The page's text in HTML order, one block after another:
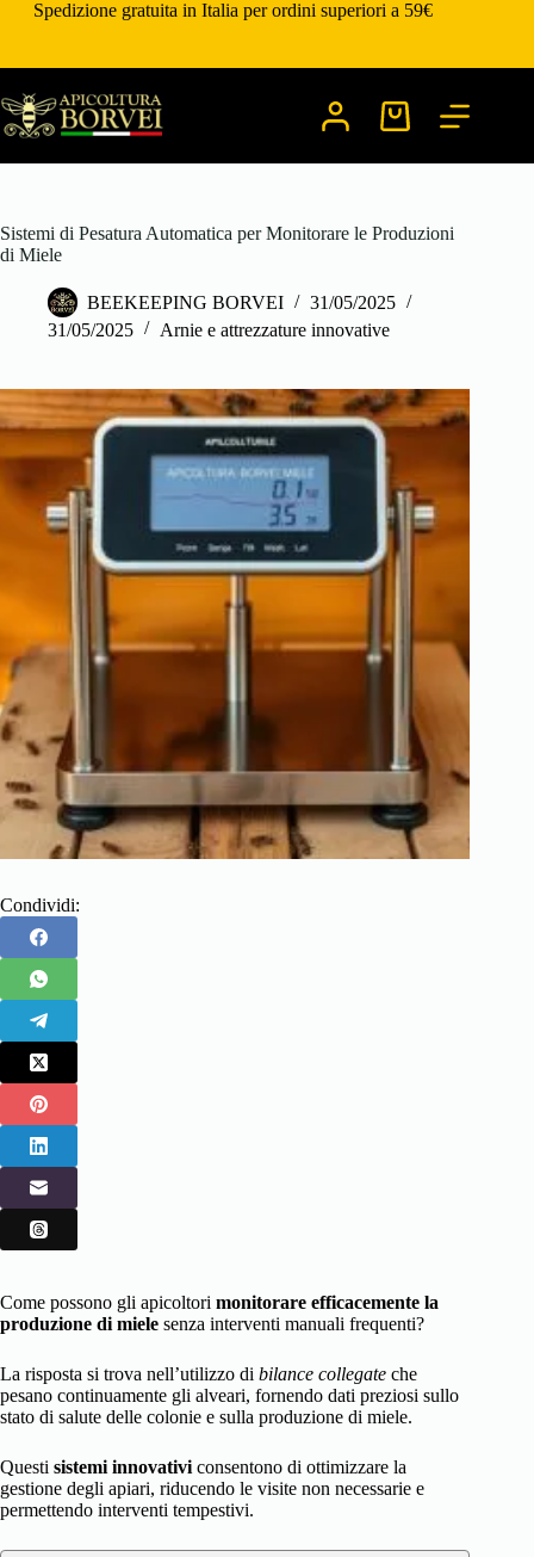
SaltaSpedizione gratuita in Italia per ordini superiori a 59€
Carrello
Sistemi di Pesatura Automatica per Monitorare le Produzioni
di Miele
BEEKEEPING BORVEI
31/05/2025
31/05/2025
Arnie e attrezzature innovative
Condividi:
Come possono gli apicoltori monitorare efficacemente la
produzione di miele senza interventi manuali frequenti?
La risposta si trova nell’utilizzo di bilance collegate che
pesano continuamente gli alveari, fornendo dati preziosi sullo
stato di salute delle colonie e sulla produzione di miele.
Questi sistemi innovativi consentono di ottimizzare la
gestione degli apiari, riducendo le visite non necessarie e
permettendo interventi tempestivi.